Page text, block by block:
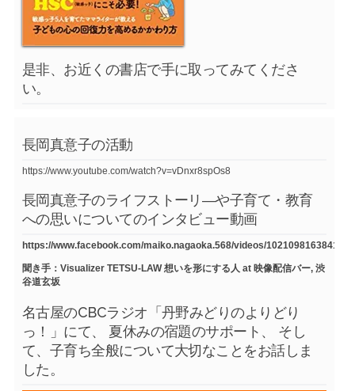
是非、お近くの書店で手に取ってみてくださ
い。
長岡真意子の活動
https://www.youtube.com/watch?v=vDnxr8spOs8
長岡真意子のライフストーリ―や子育て・教育
への思いについてのインタビュー動画
https://www.facebook.com/maiko.nagaoka.568/videos/
聞き手：Visualizer TETSU-LAW 想いを形にする人 at 映像配信バー, 渋
谷道玄坂
名古屋のCBCラジオ「丹野みどりのよりどり
っ！」にて、 夏休みの宿題のサポート、 そし
て、子育ち全般について大切なことをお話しま
した。